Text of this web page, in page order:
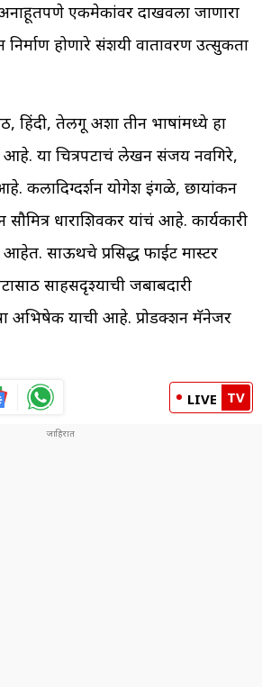
अनाहूतपणे एकमेकांवर दाखवला जाणारा
होणारे संशयी वातावरण उत्सुकता
हिंदी, तेलगू अशा तीन भाषांमध्ये हा
आहे. या चित्रपटाचं लेखन संजय नवगिरे,
कलादिग्दर्शन योगेश इंगळे, छायांकन
धाराशिवकर यांचं आहे. कार्यकारी
साऊथचे प्रसिद्ध फाईट मास्टर
साहसदृश्याची जबाबदारी
अभिषेक याची आहे. प्रोडक्शन मॅनेजर
LIVE TV